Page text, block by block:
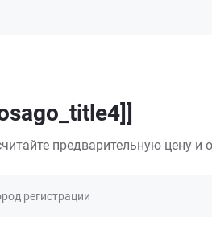
предварительную цену
регистрации